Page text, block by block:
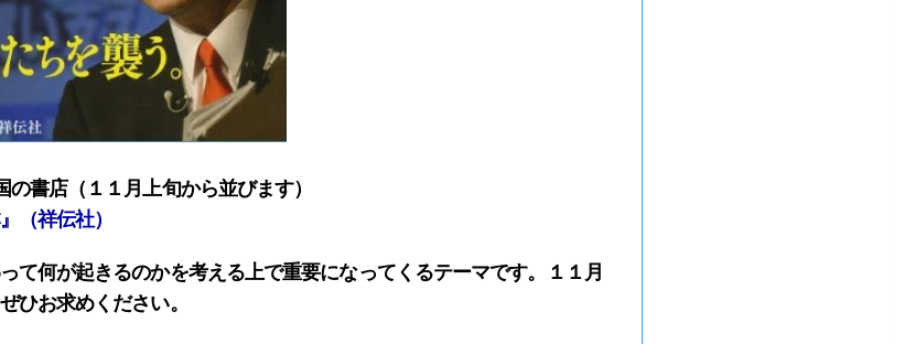
書店（１１月上旬から並びます）
（祥伝社）
て何が起きるのかを考える上で重要になってくるテーマです。１１月
ひお求めください。